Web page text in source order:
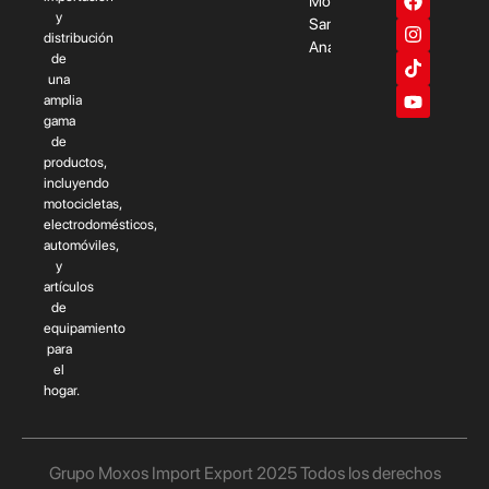
y
distribución
de
una
amplia
gama
de
productos,
incluyendo
motocicletas,
electrodomésticos,
automóviles,
y
artículos
de
equipamiento
para
el
hogar.
Santa
Ana
Grupo Moxos Import Export 2025 Todos los derechos